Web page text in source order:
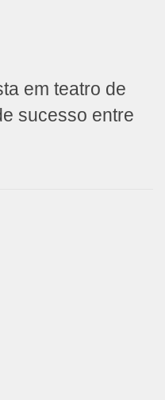
em teatro de
sucesso entre